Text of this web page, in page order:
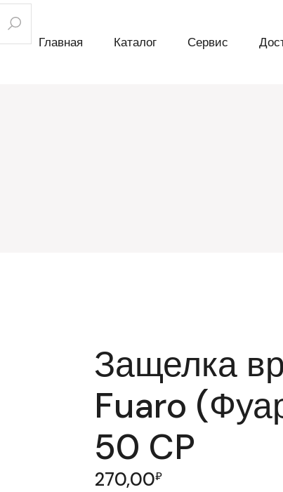
Главная Каталог Сервис
Защелка
Fuaro
50 CP
270,00₽